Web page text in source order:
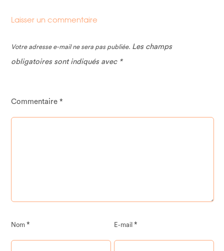
Laisser un commentaire
Votre adresse e-mail ne sera pas publiée. Les champs
obligatoires sont indiqués avec *
Commentaire*
Nom* E-mail*